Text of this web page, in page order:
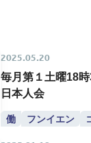
2025.05.20
毎月第１土曜18
日本人会
働 フンイエン